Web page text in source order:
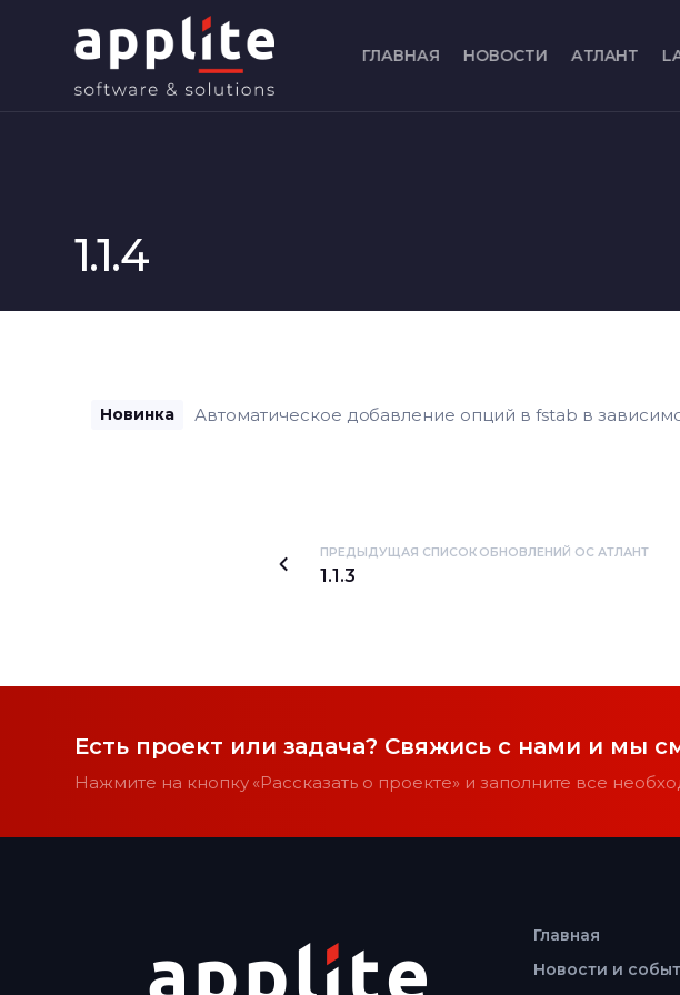
ГЛАВНАЯ НОВОСТИ АТЛАНТ
1.1.4
Новинка Автоматическое добавление опций в fstab в
ПРЕДЫДУЩАЯ СПИСОК ОБНОВЛЕНИЙ ОС АТЛАНТ
1.1.3
Есть проект или задача? Свяжись с нами и мы
Нажмите на кнопку «Рассказать о проекте» и заполните все
Главная
Новости и